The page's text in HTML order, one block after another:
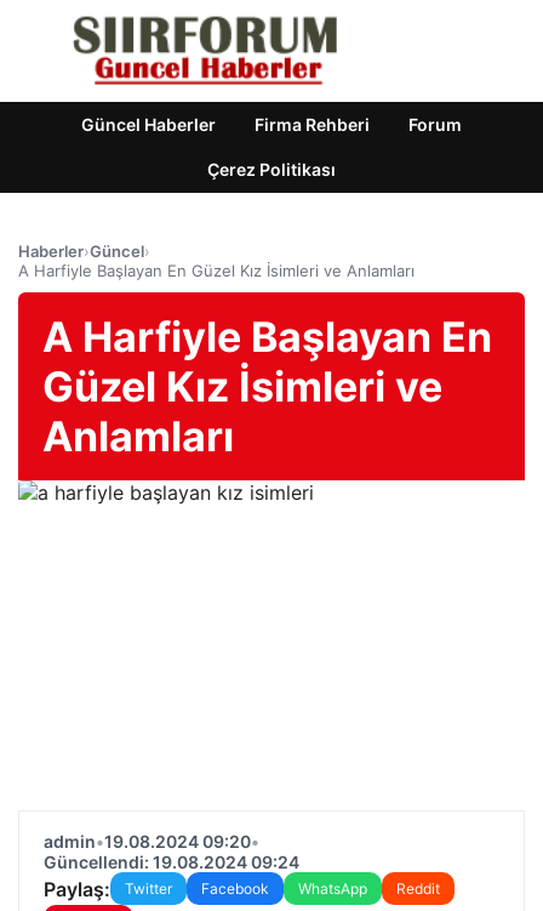
Güncel Haberler Firma Rehberi Forum
Çerez Politikası
Haberler›Güncel›
A Harfiyle Başlayan En Güzel Kız İsimleri ve Anlamları
A Harfiyle Başlayan En
Güzel Kız İsimleri ve
Anlamları
admin•19.08.2024 09:20•
Güncellendi: 19.08.2024 09:24
Paylaş: Twitter Facebook WhatsApp
Reddit